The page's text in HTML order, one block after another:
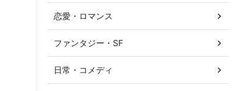
恋愛・ロマンス
ファンタジー・SF
日常・コメディ